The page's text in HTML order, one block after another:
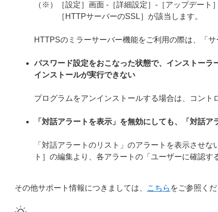
（※）［設定］画面 -［詳細設定］-［アップデー
［HTTPサーバーのSSL］が該当します。
HTTPSのミラーサーバー機能をご利用の際は、「
パスワード設定をおこなった状態で、インストー
インストールが実行できない
プログラムをアンインストールする場合は、コン
「対話アラートを表示」を無効にしても、「対話
「対話アラートのリスト」のアラートを表示させ
ト］の編集より、各アラートの「ユーザーに確認
その他サポート情報につきましては、 こちら をご参照く